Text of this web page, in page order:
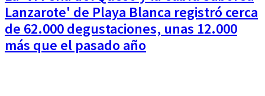
Lanzarote' de Playa Blanca registró cerca
de 62.000 degustaciones, unas 12.000
más que el pasado año